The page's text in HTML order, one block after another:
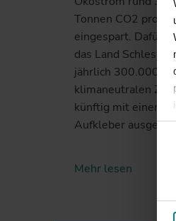
Tonnen CO2 pro
eingespart. Dafür
das Land
jährlich 300.000
klimaneutralen
künftig mit einem
Aufkleber
Mehr lesen